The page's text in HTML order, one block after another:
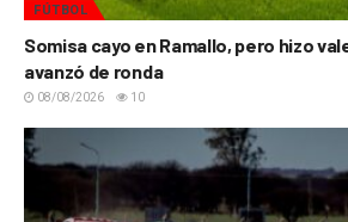
FÚTBOL
Somisa cayo en Ramallo, pero hizo
avanzó de ronda
08/08/2026 10